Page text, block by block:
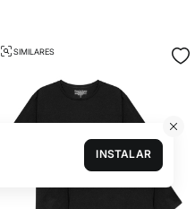
SIMILARES
INSTALAR